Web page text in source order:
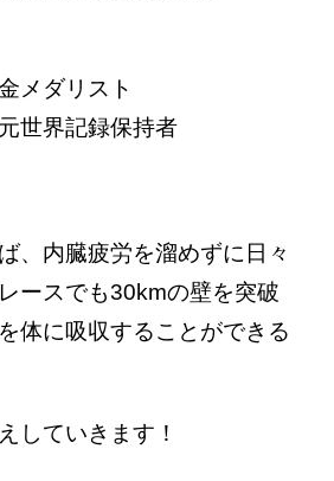
メダリスト
世界記録保持者
、内臓疲労を溜めずに日々
ースでも30kmの壁を突破
体に吸収することができる
していきます！